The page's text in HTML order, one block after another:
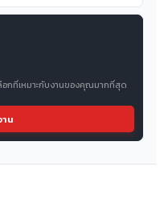
ลือกที่เหมาะกับงานของคุณมากที่สุด
น